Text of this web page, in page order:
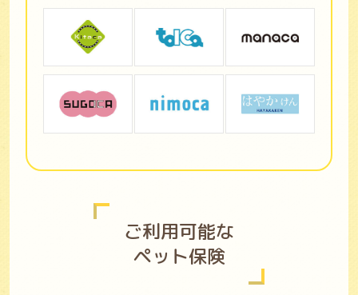
ご利用可能な
ペット保険